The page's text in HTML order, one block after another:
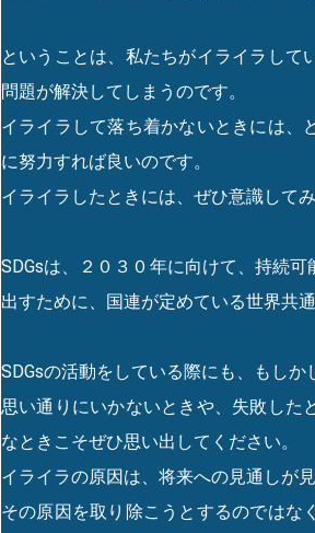
ということは、私たちがイライラして
問題が解決してしまうのです。
イライラして落ち着かないときには、
に努力すれば良いのです。
イライラしたときには、ぜひ意識してみ
SDGsは、２０３０年に向けて、持続
出すために、国連が定めている世界共
SDGsの活動をしている際にも、もしか
思い通りにいかないときや、失敗した
なときこそぜひ思い出してください。
イライラの原因は、将来への見通しが
その原因を取り除こうとするのではな